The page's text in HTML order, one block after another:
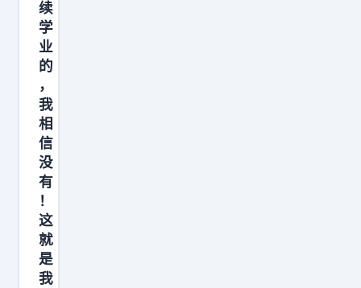
续
学
业
的
，
我
相
信
没
有
！
这
就
是
我